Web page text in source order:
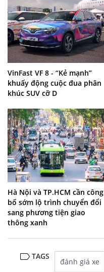
VinFast VF 8 - “Kẻ mạnh”
khuấy động cuộc đua phân
khúc SUV cỡ D
Hà Nội và TP.HCM cần công
bố sớm lộ trình chuyển đổi
sang phương tiện giao
thông xanh
TAGS
đánh giá xe